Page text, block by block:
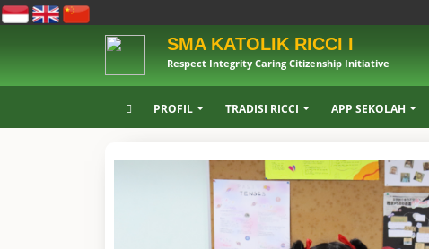
SMA KATOLIK RICCI I
Respect Integrity Caring Citizenship Initiative
PROFIL TRADISI RICCI APP SEKOLAH